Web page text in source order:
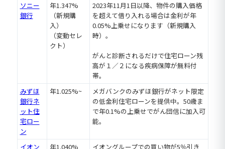
ソニー
銀行
年1.347%
（新規購
入）
（変動セレ
クト）
2023年11月1日以降、物件の購入価格
を超えて借り入れる場合は金利が年
0.05%上乗せになります（新規購入
時）。
がんと診断されるだけで住宅ローン残
高が１／２になる疾病保障が無料付
帯。
みずほ
銀行ネ
ット住
宅ロー
ン
年1.025%~
メガバンクのみずほ銀行がネット限定
の低金利住宅ローンを提供中。50歳ま
で年0.1%の上乗せでがん団信に加入可
能。
イオン
年1.040%
イオングループでの買い物が5％引き